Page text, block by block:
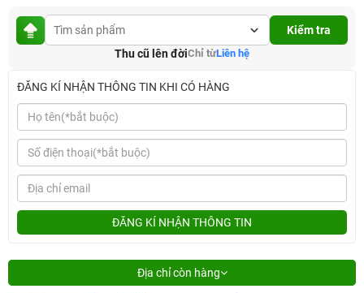
Kiểm tra
Thu cũ lên đờiChỉ từLiên hệ
ĐĂNG KÍ NHẬN THÔNG TIN KHI CÓ HÀNG
ĐĂNG KÍ NHẬN THÔNG TIN
Địa chỉ còn hàng